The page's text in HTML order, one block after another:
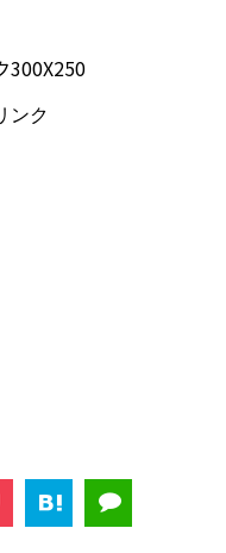
300X250
ンク